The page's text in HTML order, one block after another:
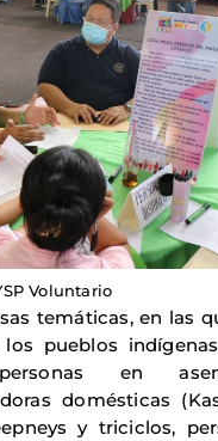
Voluntario
temáticas, en las
pueblos
en
domésticas
y triciclos,